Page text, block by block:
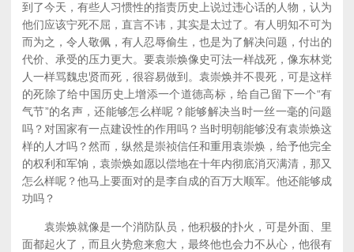
到了今天，有些人习惯性的指责历史上说过违心话的人物，认为
他们应该宁死不屈，直言不讳，其实是太过了。有人明知不可为
而为之，令人敬佩，有人忍辱偷生，也是为了解决问题，付出的
代价、承受的压力更大。要袁崇焕像史可法一样战死，像东林党
人一样骂魏忠贤而死，很容易做到。袁崇焕并不畏死，可是这样
的死除了给中国历史上增添一个道德高标，给自己留下一个“有
气节”的名声，还能够怎么样呢？能够解决当时一丝一毫的问题
吗？对国家有一点建设性的作用吗？当时明朝能够没有袁崇焕这
样的人才吗？然而，纵然是崇祯信任和重用袁崇焕，给予他完全
的权利和军饷，袁崇焕如愿以偿地在十年内彻底消灭满清，那又
怎么样呢？他马上要面对的是李自成的百万大顺军。他还能够成
功吗？
袁崇焕就像是一个消防队员，他积极的扑火，可是外面、里
面都起火了，而且火势愈来愈大，最终他也会力不从心，他很有